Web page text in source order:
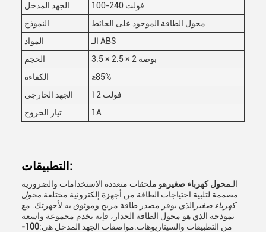
الجهد المدخل
100-240 فولت
النموذج
محول الطاقة الموجود على الحائط
المواد
الـ ABS
الحجم
3.5 × 2.5 × 2 بوصة
الكفاءة
≥85%
الجهد الخارجي
12 فولت
تيار الخروج
1A
التطبيقات:
الـمحول كهرباء صغير هو ملحقات متعددة الاستخدامات والضرورية
مصممة لتلبية احتياجات الطاقة من أجهزة إلكترونية مختلفة. محول
كهرباء صغير الذي يوفر مصدر طاقة مريح وموثوق به لأجهزتك. مع
نموذجه الذي هو محول الطاقة الجدار، فإنه يخدم مجموعة واسعة
من التطبيقات والسيناريوهات.مواصفات الجهد المدخل هي:
100-